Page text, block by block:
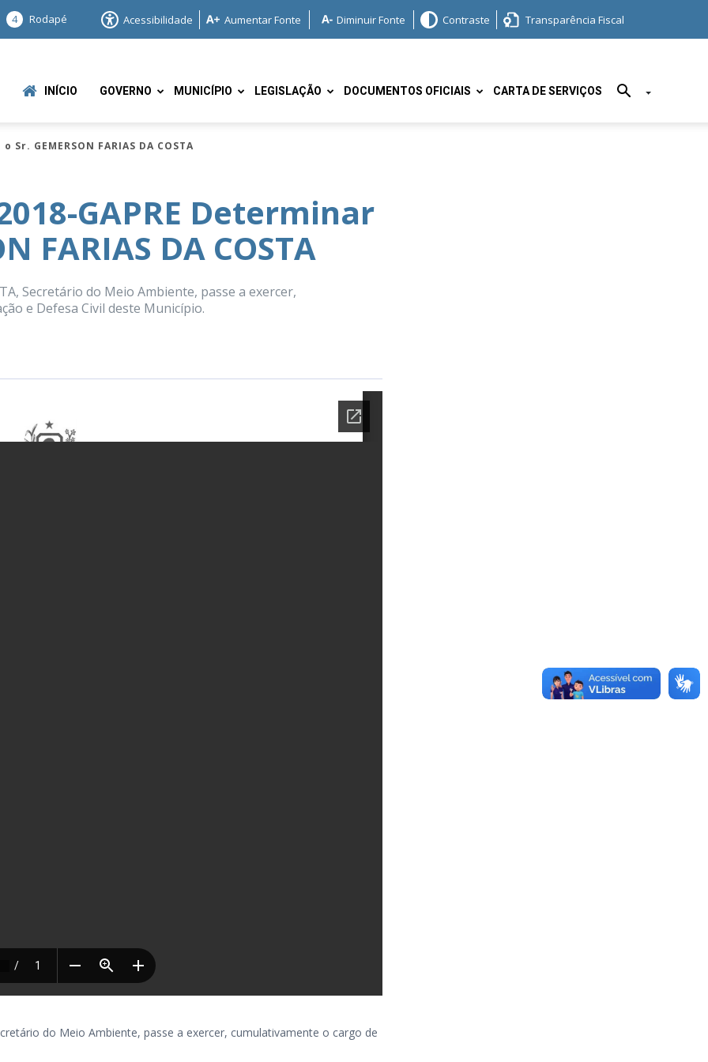
4 Rodapé Acessibilidade Aumentar Fonte Diminuir Fonte Contraste Transparência Fiscal
INÍCIO GOVERNO MUNICÍPIO LEGISLAÇÃO DOCUMENTOS OFICIAIS CARTA DE SERVIÇOS
GEMERSON FARIAS DA COSTA
GAPRE Determinar
FARIAS DA COSTA
Secretário do Meio Ambiente, passe a exercer,
e Defesa Civil deste Município.
do Meio Ambiente, passe a exercer, cumulativamente o cargo de